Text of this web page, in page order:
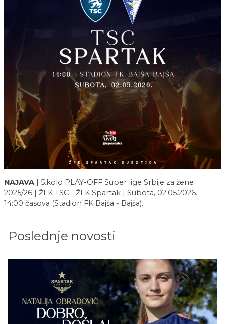
NAJAVA | 5.kolo PLAY-OFF Super lige Srbije za žene
2025/26 | ŽFK TSC - ŽFK Spartak | Subota, 02.05.2026. -
14:00 časova (Stadion FK Bajša - Bajša).
Poslednje novosti